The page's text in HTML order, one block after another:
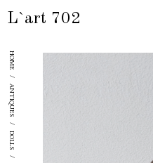
L`art 702
HOME
/
ANTIQUES
/
DOLLS
/